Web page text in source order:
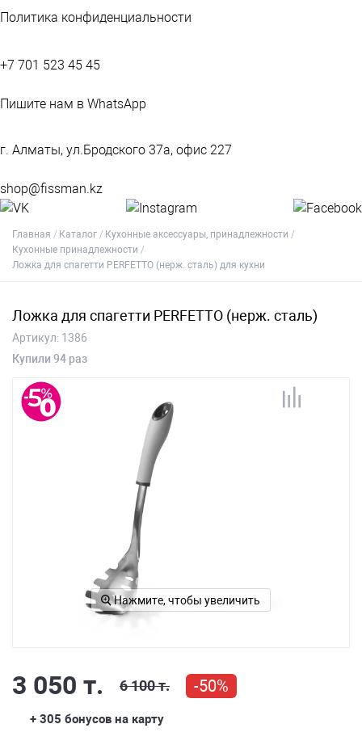
Политика конфиденциальности
+7 701 523 45 45
Пишите нам в WhatsApp
г. Алматы, ул.Бродского 37а, офис 227
shop@fissman.kz
Главная Каталог
Кухонные аксессуары, принадлежности
Кухонные принадлежности
Ложка для спагетти PERFETTO (нерж. сталь) для кухни
Ложка для спагетти PERFETTO (нерж. сталь)
Артикул: 1386
Купили 94 раз
Нажмите, чтобы увеличить
3 050 т. 6 100 т. -50%
+ 305 бонусов на карту